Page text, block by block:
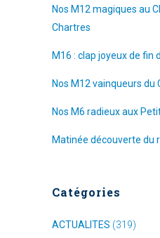
Nos M12 magiques au
Chartres
M16 : clap joyeux de fin
Nos M12 vainqueurs du
Nos M6 radieux aux
Matinée découverte du
Catégories
ACTUALITES (319)